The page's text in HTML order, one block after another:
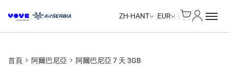
ZH-HANT EUR
首頁 阿爾巴尼亞 阿爾巴尼亞 7 天 3GB